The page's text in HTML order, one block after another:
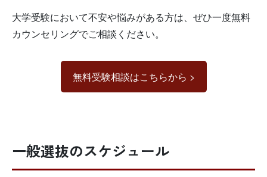
大学受験において不安や悩みがある方は、ぜひ一度無料
カウンセリングでご相談ください。
無料受験相談はこちらから >
一般選抜のスケジュール